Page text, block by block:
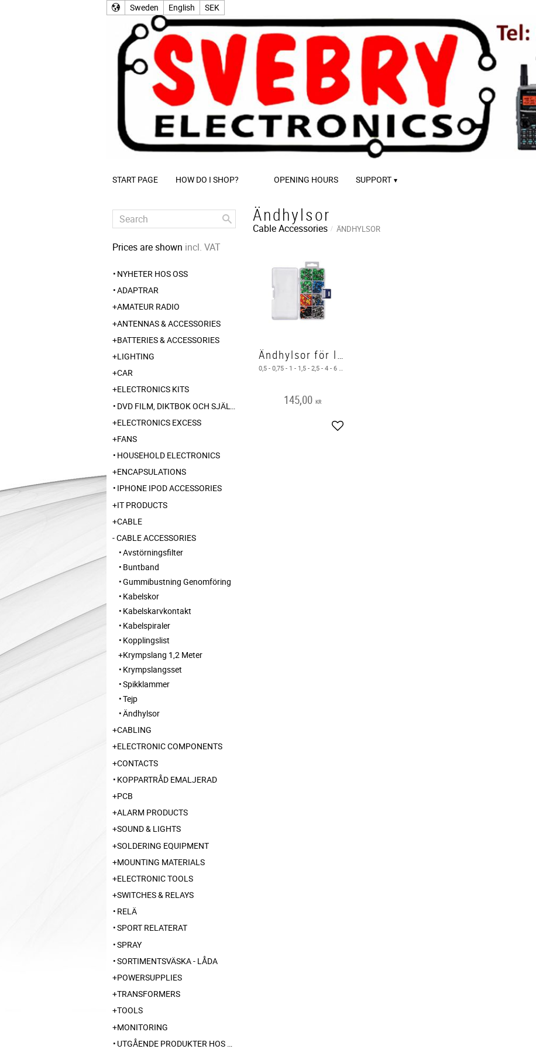
Sweden English SEK
START PAGE HOW DO I SHOP? OPENING HOURS SUPPORT
Ändhylsor
Cable Accessories ÄNDHYLSOR
Ändhylsor för lågspänning
0,5 - 0,75 - 1 - 1,5 - 2,5 - 4 - 6 mm . Max 30V kabeländhylsor
145,00 KR
Add to favorites
Prices are shown incl. VAT
NYHETER HOS OSS
ADAPTRAR
AMATEUR RADIO
ANTENNAS & ACCESSORIES
BATTERIES & ACCESSORIES
LIGHTING
CAR
ELECTRONICS KITS
DVD FILM, DIKTBOK OCH SJÄLVBIOGRAFI FRÅN SKARABORG
ELECTRONICS EXCESS
FANS
HOUSEHOLD ELECTRONICS
ENCAPSULATIONS
IPHONE IPOD ACCESSORIES
IT PRODUCTS
CABLE
CABLE ACCESSORIES
Avstörningsfilter
Buntband
Gummibustning Genomföring
Kabelskor
Kabelskarvkontakt
Kabelspiraler
Kopplingslist
Krympslang 1,2 Meter
Krympslangsset
Spikklammer
Tejp
Ändhylsor
CABLING
ELECTRONIC COMPONENTS
CONTACTS
KOPPARTRÅD EMALJERAD
PCB
ALARM PRODUCTS
SOUND & LIGHTS
SOLDERING EQUIPMENT
MOUNTING MATERIALS
ELECTRONIC TOOLS
SWITCHES & RELAYS
RELÄ
SPORT RELATERAT
SPRAY
SORTIMENTSVÄSKA - LÅDA
POWERSUPPLIES
TRANSFORMERS
TOOLS
MONITORING
UTGÅENDE PRODUKTER HOS LEVERANTÖR